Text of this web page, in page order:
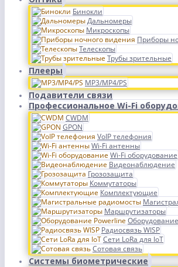
Бинокли
Дальномеры
Микроскопы
Приборы
Телескопы
Трубы зрительные
Плееры
MP3/MP4/PS
Подавители связи
Профессиональное Wi-Fi
CWDM
GPON
VoIP телефония
Wi-Fi антенны
Wi-Fi оборудование
Видеонаблюдение
Грозозащита
Коммутаторы
Комплектующие
Маршрутизаторы
Радиосвязь WISP
Сети LoRa для IoT
Сотовая связь
Системы биометрические